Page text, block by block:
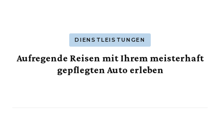
DIENSTLEISTUNGEN
Aufregende Reisen mit Ihrem meisterhaft
gepflegten Auto erleben